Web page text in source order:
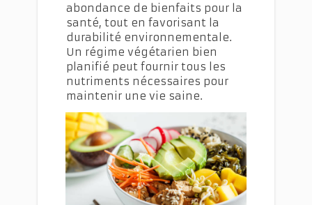
abondance de bienfaits pour la
santé, tout en favorisant la
durabilité environnementale.
Un régime végétarien bien
planifié peut fournir tous les
nutriments nécessaires pour
maintenir une vie saine.
Repas Végétariens Équilibrés et Savoureux